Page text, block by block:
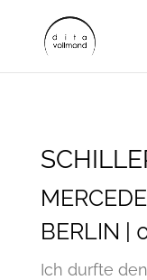
BERLIN |
Ich durfte